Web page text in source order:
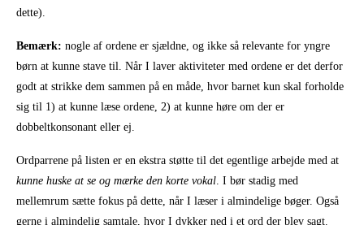
dette).
Bemærk: nogle af ordene er sjældne, og ikke så relevante for yngre
børn at kunne stave til. Når I laver aktiviteter med ordene er det derfor
godt at strikke dem sammen på en måde, hvor barnet kun skal forholde
sig til 1) at kunne læse ordene, 2) at kunne høre om der er
dobbeltkonsonant eller ej.
Ordparrene på listen er en ekstra støtte til det egentlige arbejde med at
kunne huske at se og mærke den korte vokal. I bør stadig med
mellemrum sætte fokus på dette, når I læser i almindelige bøger. Også
gerne i almindelig samtale, hvor I dykker ned i et ord der blev sagt.